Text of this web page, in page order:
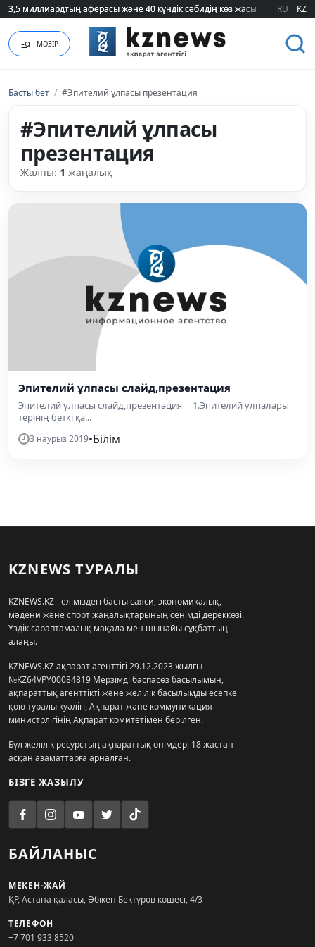
3,5 миллиардтың аферасы және 40 күндік сәбидің көз жасы:
3,5 миллиардтың аферасы және 40 күндік сәбидің көз жасы: RU KZ
МӘЗІР
Басты бет / #Эпителий ұлпасы презентация
#Эпителий ұлпасы
презентация
Жалпы: 1 жаңалық
Эпителий ұлпасы слайд,презентация
Эпителий ұлпасы слайд,презентация 1.Эпителий ұлпалары
терінің беткі қа...
3 наурыз 2019•Білім
KZNEWS ТУРАЛЫ
KZNEWS.KZ - еліміздегі басты саяси, экономикалық,
мәдени және спорт жаңалықтарының сенімді дереккөзі.
Үздік сараптамалық мақала мен шынайы сұқбаттың
алаңы.
KZNEWS.KZ ақпарат агенттігі 29.12.2023 жылғы
№KZ64VPY00084819 Мерзімді баспасөз басылымын,
ақпараттық агенттікті және желілік басылымды есепке
қою туралы куәлігі, Ақпарат және коммуникация
министрлігінің Ақпарат комитетімен берілген.
Бұл желілік ресурстың ақпараттық өнімдері 18 жастан
асқан азаматтарға арналған.
БІЗГЕ ЖАЗЫЛУ
БАЙЛАНЫС
МЕКЕН-ЖАЙ
ҚР, Астана қаласы, Әбікен Бектұров көшесі, 4/3
ТЕЛЕФОН
+7 701 933 8520